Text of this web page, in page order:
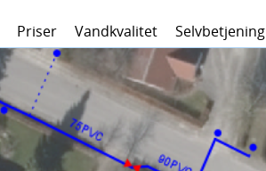
Priser Vandkvalitet Selvbetjening